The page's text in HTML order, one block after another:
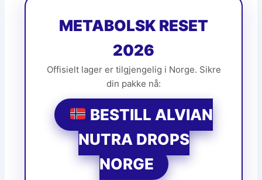
METABOLSK RESET
2026
Offisielt lager er tilgjengelig i Norge. Sikre
din pakke nå:
BESTILL ALVIAN
NUTRA DROPS
NORGE